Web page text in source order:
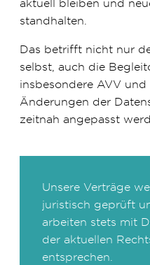
aktuell bleiben und
standhalten.
Das betrifft nicht nur
selbst, auch die
insbesondere AVV und
Änderungen der
zeitnah angepasst
Unsere Verträge
juristisch geprüft
arbeiten stets mit
der aktuellen
entsprechen.